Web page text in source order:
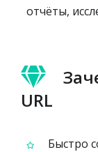
отчёты,
URL
Быстро